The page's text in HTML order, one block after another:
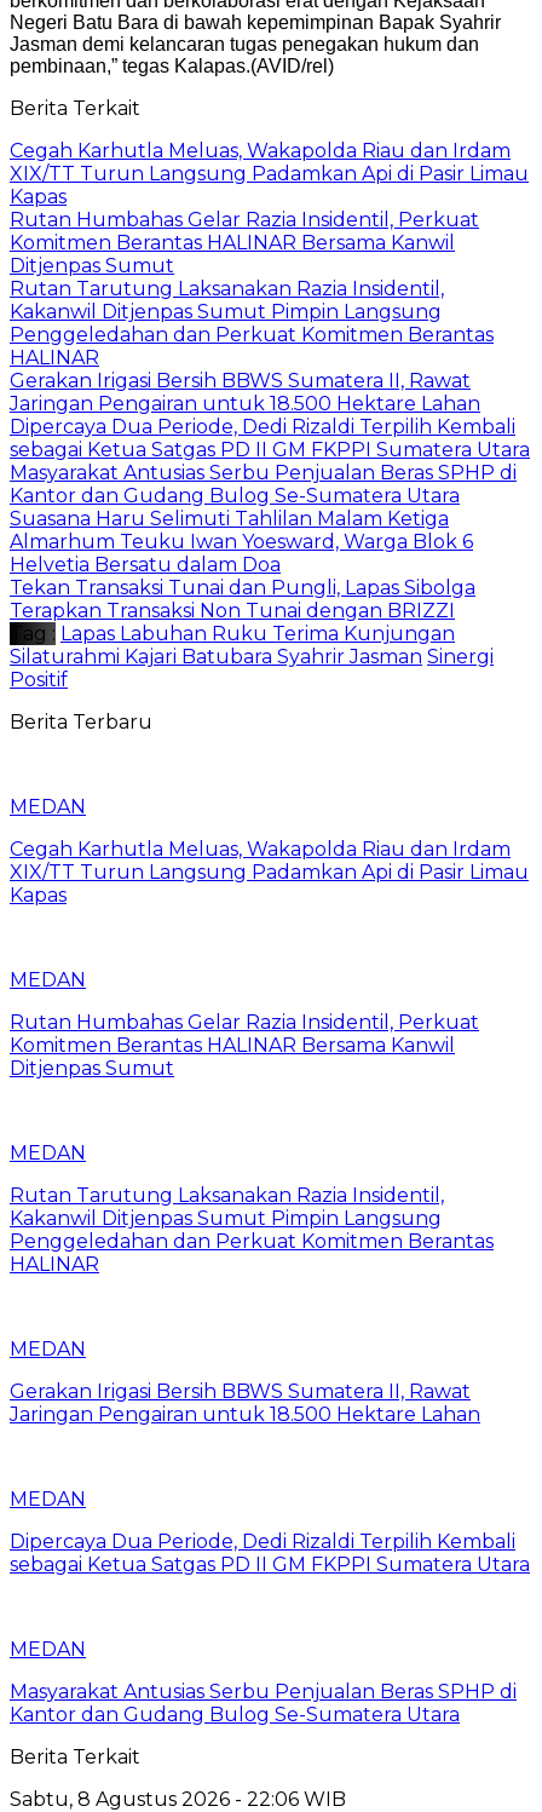
Negeri Batu Bara di bawah kepemimpinan Bapak Syahrir
Jasman demi kelancaran tugas penegakan hukum dan
pembinaan,” tegas Kalapas.(AVID/rel)
Berita Terkait
Cegah Karhutla Meluas, Wakapolda Riau dan Irdam
XIX/TT Turun Langsung Padamkan Api di Pasir Limau
Kapas
Rutan Humbahas Gelar Razia Insidentil, Perkuat
Komitmen Berantas HALINAR Bersama Kanwil
Ditjenpas Sumut
Rutan Tarutung Laksanakan Razia Insidentil,
Kakanwil Ditjenpas Sumut Pimpin Langsung
Penggeledahan dan Perkuat Komitmen Berantas
HALINAR
Gerakan Irigasi Bersih BBWS Sumatera II, Rawat
Jaringan Pengairan untuk 18.500 Hektare Lahan
Dipercaya Dua Periode, Dedi Rizaldi Terpilih Kembali
sebagai Ketua Satgas PD II GM FKPPI Sumatera Utara
Masyarakat Antusias Serbu Penjualan Beras SPHP di
Kantor dan Gudang Bulog Se-Sumatera Utara
Suasana Haru Selimuti Tahlilan Malam Ketiga
Almarhum Teuku Iwan Yoesward, Warga Blok 6
Helvetia Bersatu dalam Doa
Tekan Transaksi Tunai dan Pungli, Lapas Sibolga
Terapkan Transaksi Non Tunai dengan BRIZZI
Tag : Lapas Labuhan Ruku Terima Kunjungan
Silaturahmi Kajari Batubara Syahrir Jasman Sinergi
Positif
Berita Terbaru
MEDAN
Cegah Karhutla Meluas, Wakapolda Riau dan Irdam
XIX/TT Turun Langsung Padamkan Api di Pasir Limau
Kapas
MEDAN
Rutan Humbahas Gelar Razia Insidentil, Perkuat
Komitmen Berantas HALINAR Bersama Kanwil
Ditjenpas Sumut
MEDAN
Rutan Tarutung Laksanakan Razia Insidentil,
Kakanwil Ditjenpas Sumut Pimpin Langsung
Penggeledahan dan Perkuat Komitmen Berantas
HALINAR
MEDAN
Gerakan Irigasi Bersih BBWS Sumatera II, Rawat
Jaringan Pengairan untuk 18.500 Hektare Lahan
MEDAN
Dipercaya Dua Periode, Dedi Rizaldi Terpilih Kembali
sebagai Ketua Satgas PD II GM FKPPI Sumatera Utara
MEDAN
Masyarakat Antusias Serbu Penjualan Beras SPHP di
Kantor dan Gudang Bulog Se-Sumatera Utara
Berita Terkait
Sabtu, 8 Agustus 2026 - 22:06 WIB